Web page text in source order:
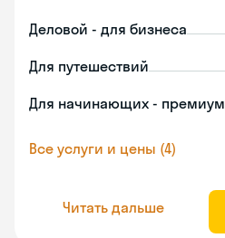
Деловой - для бизнеса
Для путешествий
Для начинающих - премиум
Все услуги и цены (4)
Читать дальше